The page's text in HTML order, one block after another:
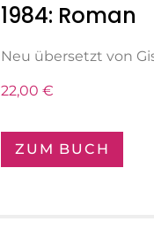
1984: Roman
Neu übersetzt von
22,00 €
ZUM BUCH